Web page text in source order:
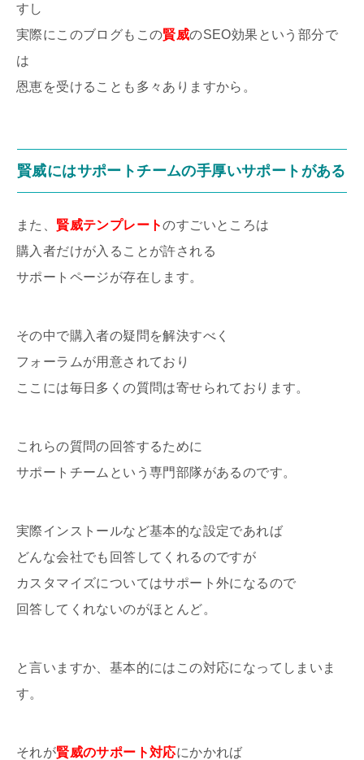
すし
実際にこのブログもこの賢威のSEO効果という部分で
は
恩恵を受けることも多々ありますから。
賢威にはサポートチームの手厚いサポートがある
また、 賢威テンプレートのすごいところは
購入者だけが入ることが許される
サポートページが存在します。
その中で購入者の疑問を解決すべく
フォーラムが用意されており
ここには毎日多くの質問は寄せられております。
これらの質問の回答するために
サポートチームという専門部隊があるのです。
実際インストールなど基本的な設定であれば
どんな会社でも回答してくれるのですが
カスタマイズについてはサポート外になるので
回答してくれないのがほとんど。
と言いますか、基本的にはこの対応になってしまいま
す。
それが賢威のサポート対応にかかれば